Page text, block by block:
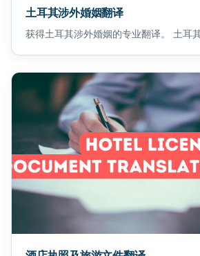
土耳其涉外婚姻翻译
获得土耳其涉外婚姻的专业翻译。 土耳